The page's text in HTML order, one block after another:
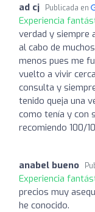
ad cj Publicada en
Experiencia
verdad y siempre
al cabo de
menos pues me
vuelto a vivir
consulta y
tenido queja una
como tenía y con
recomiendo 100/
anabel bueno
Experiencia
precios muy
he conocido.